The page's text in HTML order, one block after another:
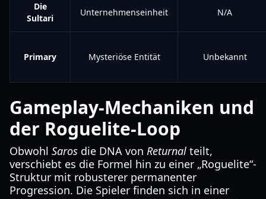
Die
Sultari
Unternehmenseinheit N/A
Primary Mysteriöse Entität Unbekannt
Gameplay-Mechaniken und
der Roguelite-Loop
Obwohl Saros die DNA von Returnal teilt,
verschiebt es die Formel hin zu einer „Roguelite“-
Struktur mit robusterer permanenter
Progression. Die Spieler finden sich in einer